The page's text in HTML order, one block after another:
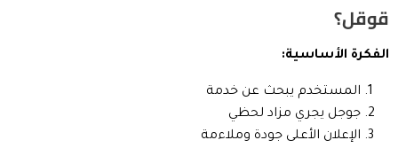
قوقل؟
الفكرة الأساسية:
المستخدم يبحث عن خدمة
جوجل يجري مزاد لحظي
الإعلان الأعلى جودة وملاءمة